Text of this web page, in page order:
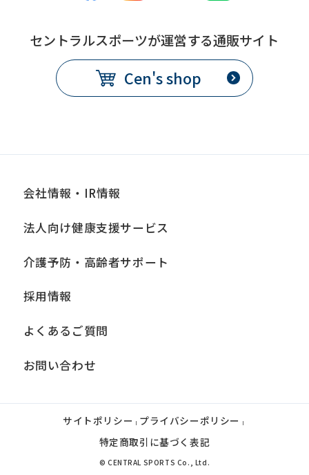
セントラルスポーツが運営する通販サイト
Cen's shop
会社情報・IR情報
法人向け健康支援サービス
介護予防・高齢者サポート
採用情報
よくあるご質問
お問い合わせ
サイトポリシー | プライバシーポリシー |
特定商取引に基づく表記
© CENTRAL SPORTS Co., Ltd.